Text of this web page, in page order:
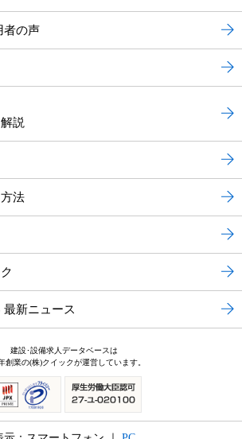
者の声
説
法
新ニュース
建設･設備求人データベースは
創業の(株)クイックが運営しています。